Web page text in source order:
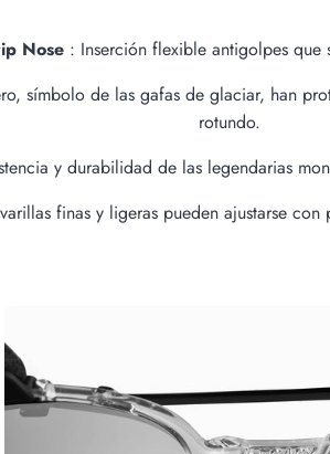
Nose: Inserción flexible antigolpes que
símbolo de las gafas de glaciar, han
rotundo.
y durabilidad de las legendarias
finas y ligeras pueden ajustarse